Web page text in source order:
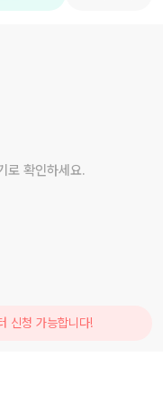
로 확인하세요.
신청 가능합니다!